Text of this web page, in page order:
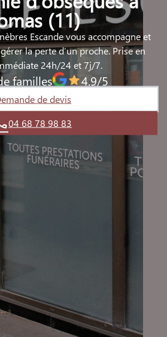
(11)
Escande vous accompagne et
la perte d’un proche. Prise en
24h/24 et 7j/7.
familles 4.9/5
de devis
04 68 78 98 83